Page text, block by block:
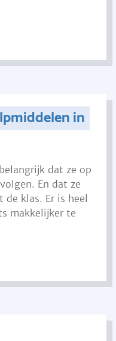
in
dat ze op
En dat ze
klas. Er is heel
makkelijker te